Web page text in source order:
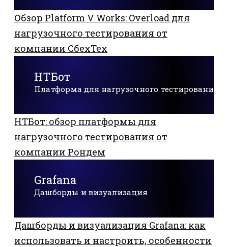
Обзор Platform V Works: Overload для
нагрузочного тестирования от
компании СбехТех
НТБот
Платформа для нагрузочного тестирования
НТБот: обзор платформы для
нагрузочного тестирования от
компании Рондем
Grafana
Дашборды и визуализация
Дашборды и визуализация Grafana: как
использовать и настроить, особенности